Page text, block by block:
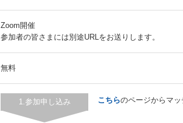
Zoom開催
参加者の皆さまには別途URLをお送りします。
無料
1.参加申し込み こちらのページからマッ